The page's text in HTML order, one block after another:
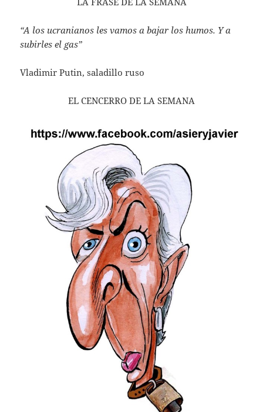
“A los ucranianos les vamos a bajar los humos. Y a
subirles el gas”
Vladimir Putin, saladillo ruso
EL CENCERRO DE LA SEMANA